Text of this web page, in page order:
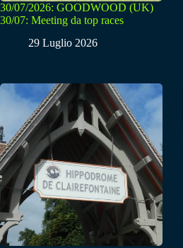
30/07/2026: GOODWOOD (UK)
30/07: Meeting da top races
29 Luglio 2026